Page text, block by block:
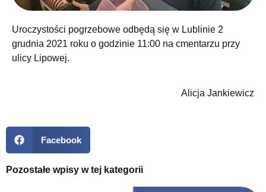
Uroczystości pogrzebowe odbędą się w Lublinie 2
grudnia 2021 roku o godzinie 11:00 na cmentarzu przy
ulicy Lipowej.
Alicja Jankiewicz
Facebook
Pozostałe wpisy w tej kategorii